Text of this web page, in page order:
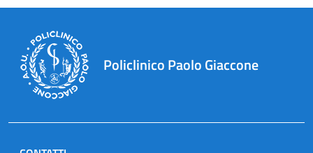
Policlinico Paolo Giaccone